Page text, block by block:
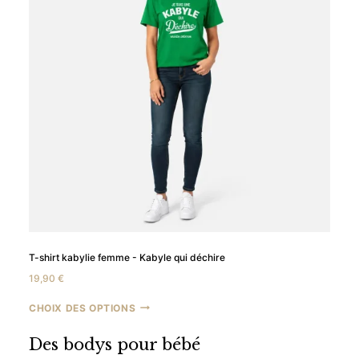
T-shirt kabylie femme - Kabyle qui déchire
19,90 €
CHOIX DES OPTIONS
Des bodys pour bébé